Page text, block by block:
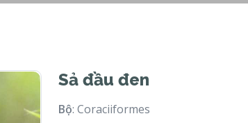
Sả đầu đen
Bộ: Coraciiformes